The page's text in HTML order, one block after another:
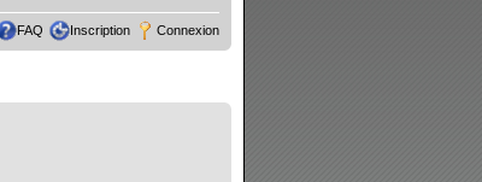
FAQ Inscription Connexion